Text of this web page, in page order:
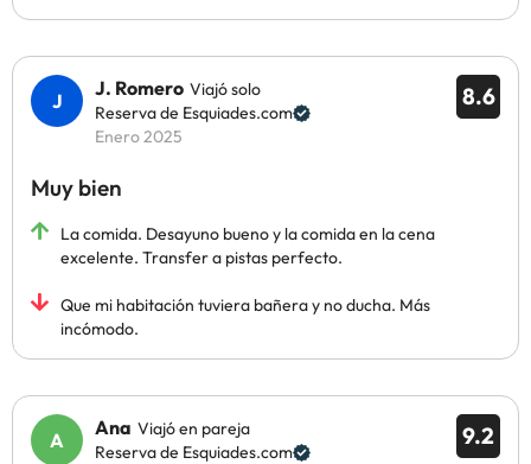
8.6
J. Romero Viajó solo
Reserva de Esquiades.com
Enero 2025
Muy bien
La comida. Desayuno bueno y la comida en la cena
excelente. Transfer a pistas perfecto.
Que mi habitación tuviera bañera y no ducha. Más
incómodo.
9.2
Ana Viajó en pareja
Reserva de Esquiades.com